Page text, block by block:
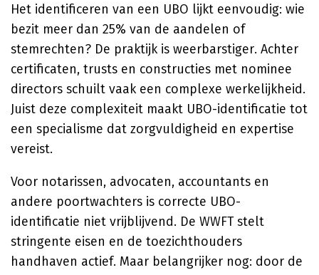
Het identificeren van een UBO lijkt eenvoudig: wie
bezit meer dan 25% van de aandelen of
stemrechten? De praktijk is weerbarstiger. Achter
certificaten, trusts en constructies met nominee
directors schuilt vaak een complexe werkelijkheid.
Juist deze complexiteit maakt UBO-identificatie tot
een specialisme dat zorgvuldigheid en expertise
vereist.
Voor notarissen, advocaten, accountants en
andere poortwachters is correcte UBO-
identificatie niet vrijblijvend. De WWFT stelt
stringente eisen en de toezichthouders
handhaven actief. Maar belangrijker nog: door de